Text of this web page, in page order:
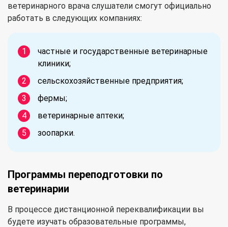
ветеринарного врача слушатели смогут официально
работать в следующих компаниях:
частные и государственные ветеринарные
клиники;
сельскохозяйственные предприятия;
фермы;
ветеринарные аптеки;
зоопарки.
Программы переподготовки по
ветеринарии
В процессе дистанционной переквалификации вы
будете изучать образовательные программы,